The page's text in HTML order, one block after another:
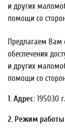
и других
помощи со
Предлагаем Вам
обеспечения
и других
помощи со
1. Адрес: 195030
2. Режим